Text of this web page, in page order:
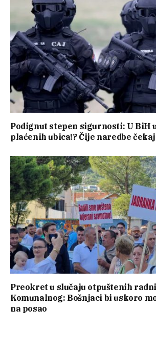
Podignut stepen sigurnosti: U BiH
plaćenih ubica!? Čije naredbe
Preokret u slučaju otpuštenih
Komunalnog: Bošnjaci bi uskoro
na posao